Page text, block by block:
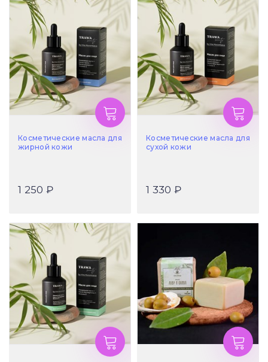
Косметические масла для
жирной кожи
1 250 ₽
Косметические масла для
сухой кожи
1 330 ₽